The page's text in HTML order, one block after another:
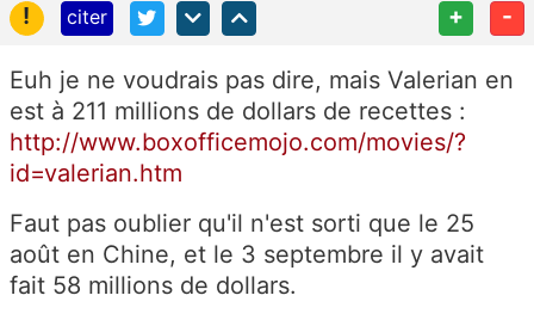
!
citer + -
Euh je ne voudrais pas dire, mais Valerian en
est à 211 millions de dollars de recettes :
http://www.boxofficemojo.com/movies/?
id=valerian.htm
Faut pas oublier qu'il n'est sorti que le 25
août en Chine, et le 3 septembre il y avait
fait 58 millions de dollars.